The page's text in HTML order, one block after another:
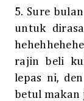
5. Sure
untuk
rajin beli
lepas ni,
betul makan